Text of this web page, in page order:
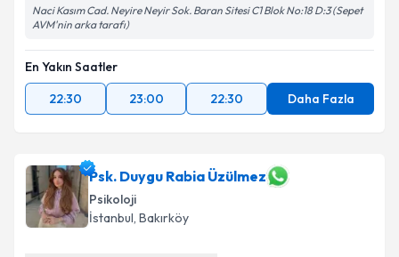
Naci Kasım Cad. Neyire Neyir Sok. Baran Sitesi C1 Blok No:18 D:3 (Sepet
AVM'nin arka tarafı)
En Yakın Saatler
22:30
23:00 22:30 Daha Fazla
Psk. Duygu Rabia Üzülmez
Psikoloji
İstanbul, Bakırköy